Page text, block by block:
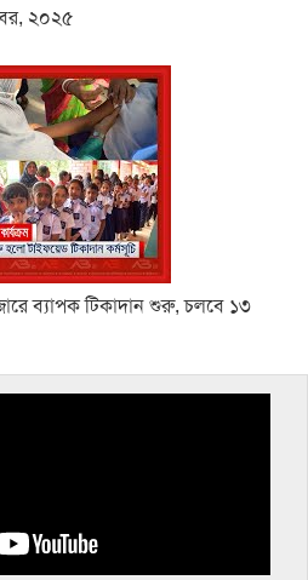
২০২৫
ব্যাপক টিকাদান শুরু, চলবে ১৩